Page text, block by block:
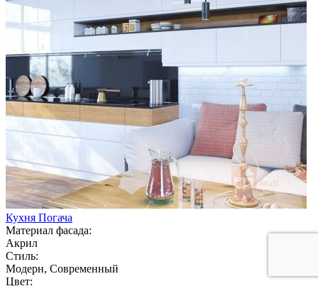
Кухня Погача
Материал фасада:
Акрил
Стиль:
Модерн, Современный
Цвет: